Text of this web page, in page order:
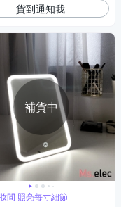
貨到通知我
補貨中
間 照亮每寸細節